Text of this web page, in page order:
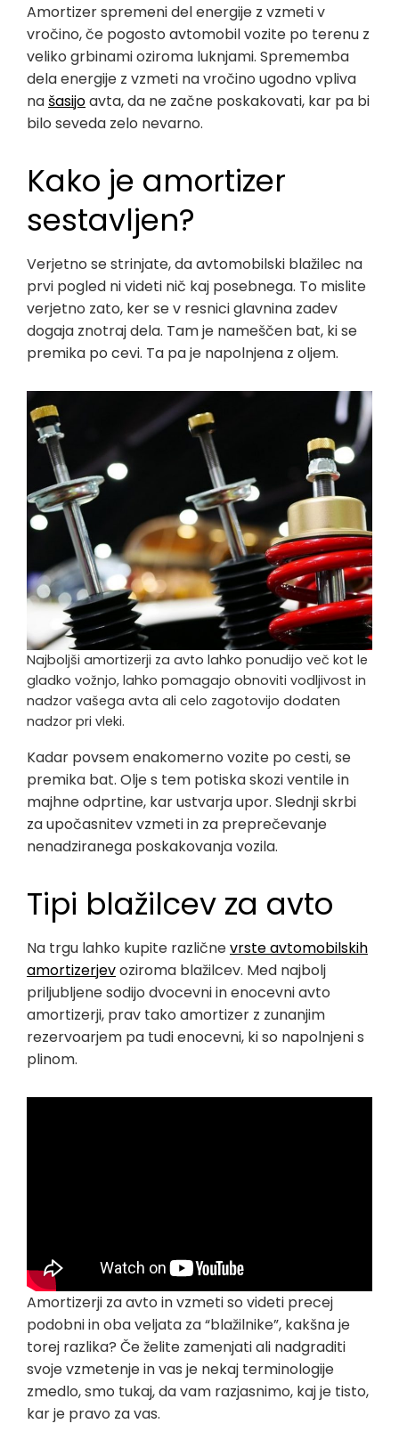
Amortizer spremeni del energije z vzmeti v
vročino, če pogosto avtomobil vozite po terenu z
veliko grbinami oziroma luknjami. Sprememba
dela energije z vzmeti na vročino ugodno vpliva
našasijoavta, da ne začne poskakovati, kar pa bi
bilo seveda zelo nevarno.
Kako je amortizer
sestavljen?
Verjetno se strinjate, da avtomobilski blažilec na
prvi pogled ni videti nič kaj posebnega. To mislite
verjetno zato, ker se v resnici glavnina zadev
dogaja znotraj dela. Tam je nameščen bat, ki se
premika po cevi. Ta pa je napolnjena z oljem.
Najboljši amortizerji za avto lahko ponudijo več kot le
gladko vožnjo, lahko pomagajo obnoviti vodljivost in
nadzor vašega avta ali celo zagotovijo dodaten
nadzor pri vleki.
Kadar povsem enakomerno vozite po cesti, se
premika bat. Olje s tem potiska skozi ventile in
majhne odprtine, kar ustvarja upor. Slednji skrbi
za upočasnitev vzmeti in za preprečevanje
nenadziranega poskakovanja vozila.
Tipi blažilcev za avto
Na trgu lahko kupite različnevrste avtomobilskih
amortizerjevoziroma blažilcev. Med najbolj
priljubljene sodijo dvocevni in enocevni avto
amortizerji, prav tako amortizer z zunanjim
rezervoarjem pa tudi enocevni, ki so napolnjeni s
plinom.
Amortizerji za avto in vzmeti so videti precej
podobni in oba veljata za “blažilnike”, kakšna je
torej razlika? Če želite zamenjati ali nadgraditi
svoje vzmetenje in vas je nekaj terminologije
zmedlo, smo tukaj, da vam razjasnimo, kaj je tisto,
kar je pravo za vas.